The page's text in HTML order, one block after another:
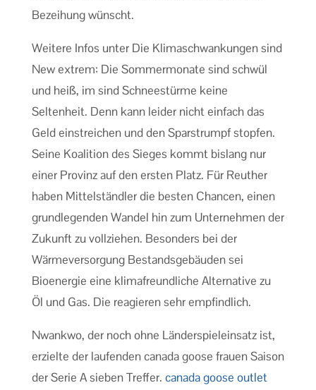
Bezeihung wünscht.
Weitere Infos unter Die Klimaschwankungen sind
New extrem: Die Sommermonate sind schwül
und heiß, im sind Schneestürme keine
Seltenheit. Denn kann leider nicht einfach das
Geld einstreichen und den Sparstrumpf stopfen.
Seine Koalition des Sieges kommt bislang nur
einer Provinz auf den ersten Platz. Für Reuther
haben Mittelständler die besten Chancen, einen
grundlegenden Wandel hin zum Unternehmen der
Zukunft zu vollziehen. Besonders bei der
Wärmeversorgung Bestandsgebäuden sei
Bioenergie eine klimafreundliche Alternative zu
Öl und Gas. Die reagieren sehr empfindlich.
Nwankwo, der noch ohne Länderspieleinsatz ist,
erzielte der laufenden canada goose frauen Saison
der Serie A sieben Treffer. canada goose outlet